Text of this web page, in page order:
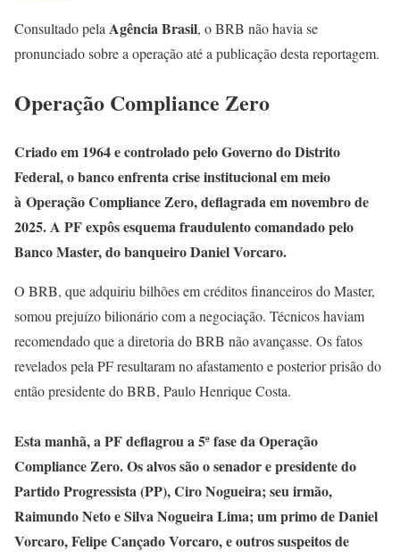
Consultado pela Agência Brasil, o BRB não havia se
pronunciado sobre a operação até a publicação desta reportagem.
Operação Compliance Zero
Criado em 1964 e controlado pelo Governo do Distrito
Federal, o banco enfrenta crise institucional em meio
à Operação Compliance Zero, deflagrada em novembro de
2025. A PF expôs esquema fraudulento comandado pelo
Banco Master, do banqueiro Daniel Vorcaro.
O BRB, que adquiriu bilhões em créditos financeiros do Master,
somou prejuízo bilionário com a negociação. Técnicos haviam
recomendado que a diretoria do BRB não avançasse. Os fatos
revelados pela PF resultaram no afastamento e posterior prisão do
então presidente do BRB, Paulo Henrique Costa.
Esta manhã, a PF deflagrou a 5ª fase da Operação
Compliance Zero. Os alvos são o senador e presidente do
Partido Progressista (PP), Ciro Nogueira; seu irmão,
Raimundo Neto e Silva Nogueira Lima; um primo de Daniel
Vorcaro, Felipe Cançado Vorcaro, e outros suspeitos de